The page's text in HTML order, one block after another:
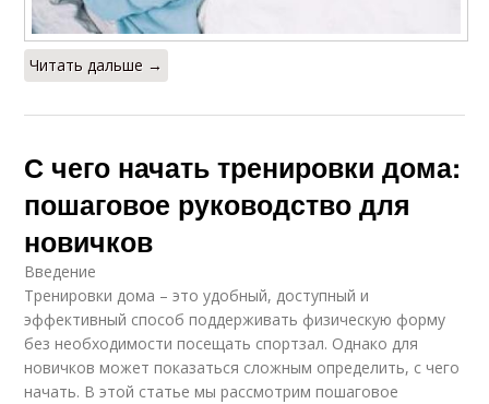
Читать дальше →
С чего начать тренировки дома:
пошаговое руководство для
новичков
Введение
Тренировки дома – это удобный, доступный и
эффективный способ поддерживать физическую форму
без необходимости посещать спортзал. Однако для
новичков может показаться сложным определить, с чего
начать. В этой статье мы рассмотрим пошаговое